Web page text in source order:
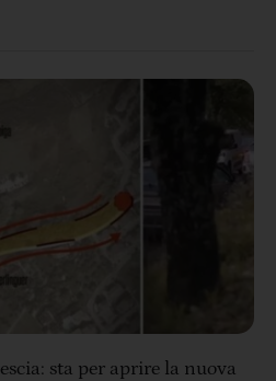
sta per aprire la nuova